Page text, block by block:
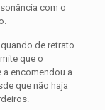
com o
de retrato
que o
encomendou a
que não haja